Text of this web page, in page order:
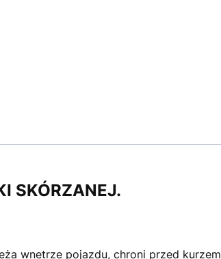
SKÓRZANEJ.
wnetrze pojazdu, chroni przed kurzem